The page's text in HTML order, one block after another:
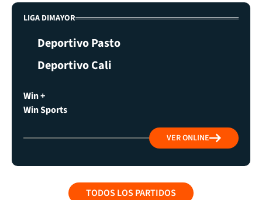
LIGA DIMAYOR
Deportivo Pasto
Deportivo Cali
Win +
Win Sports
VER ONLINE
TODOS LOS PARTIDOS